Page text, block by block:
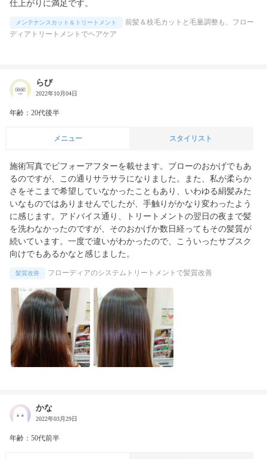
仕上がりに満足です。
メンテナンスカット＆トリートメント
前髪＆枝毛カットと毛量調整も、フロー
ディアトリートメントでヘアケア
らび
2022年10月04日
年齢：20代後半
メニュー スタイリスト
施術写真でビフォーアフターを載せます。ブローのおかげでもあ
るのですが、この通りサラサラになりました。また、私が柔らか
さをそこまで希望していなかったこともあり、いわゆる絹髪みた
いなものではありませんでしたが、手触りがかなり変わったよう
に感じます。アドバイス通り、トリートメントの翌日の夜まで髪
を洗わなかったのですが、そのおかげか数日経ってもその髪質が
続いています。一度で違いがわかったので、こういったサブスク
向けでもあるかなと感じました。
髪質改善 フローディアのシステムトリートメントで髪質改善
かな
2022年03月29日
年齢：50代前半